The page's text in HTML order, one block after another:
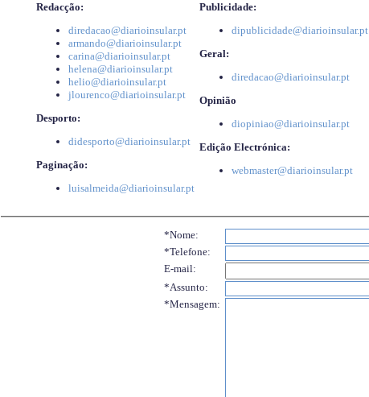
Redacção:
diredacao@diarioinsular.pt
armando@diarioinsular.pt
carina@diarioinsular.pt
helena@diarioinsular.pt
helio@diarioinsular.pt
jlourenco@diarioinsular.pt
Desporto:
didesporto@diarioinsular.pt
Paginação:
luisalmeida@diarioinsular.pt
Publicidade:
dipublicidade@diarioinsular.pt
Geral:
diredacao@diarioinsular.pt
Opinião
diopiniao@diarioinsular.pt
Edição Electrónica:
webmaster@diarioinsular.pt
*Nome:
*Telefone:
E-mail:
*Assunto:
*Mensagem: